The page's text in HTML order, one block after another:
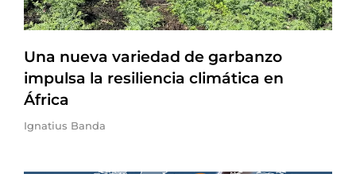
Una nueva variedad de garbanzo
impulsa la resiliencia climática en
África
Ignatius Banda